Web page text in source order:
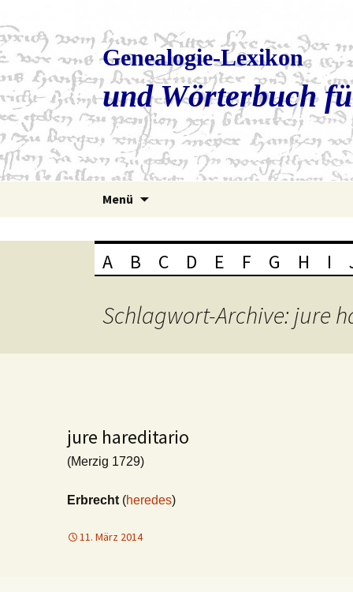
Genealogie-Lexikon
und Wörterbuch
Menü
A B C D E F G H I
Schlagwort-Archive: jure
jure hareditario
(Merzig 1729)
Erbrecht (heredes)
11. März 2014